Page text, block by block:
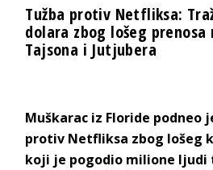
Tužba protiv Netfliksa:
dolara zbog lošeg prenosa
Tajsona i Jutjubera
Muškarac iz Floride podneo
protiv Netfliksa zbog lošeg
koji je pogodio milione ljudi